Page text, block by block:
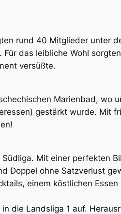
rund 40 Mitglieder unter
das leibliche Wohl
versüßte.
Marienbad, wo
gestärkt wurde. Mit
Mit einer perfekten
Doppel ohne Satzverlust
einem köstlichen
die Landsliga 1 auf.